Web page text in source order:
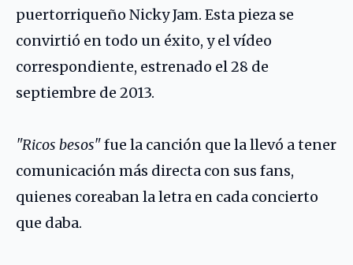
puertorriqueño Nicky Jam. Esta pieza se
convirtió en todo un éxito, y el vídeo
correspondiente, estrenado el 28 de
septiembre de 2013.
"Ricos besos"fue la canción que la llevó a tener
comunicación más directa con sus fans,
quienes coreaban la letra en cada concierto
que daba.